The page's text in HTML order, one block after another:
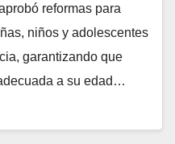
reformas para
niños y adolescentes
garantizando que
a su edad…